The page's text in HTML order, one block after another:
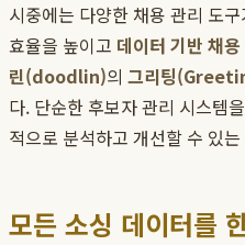
시중에는 다양한 채용 관리 도
효율을 높이고 데이터 기반 채용
린(doodlin)의 그리팅
다. 단순한 후보자 관리 시스템
적으로 분석하고 개선할 수 있
모든 소싱 데이터를